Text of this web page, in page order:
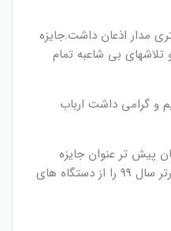
مدار اذعان داشت.جایزه
بی شاعبه تمام
و گرامی داشت ارباب
پیش تر عنوان جایزه
مسئولیت اجتماعی و مدیریت برتر سال 99 را از دستگاه های